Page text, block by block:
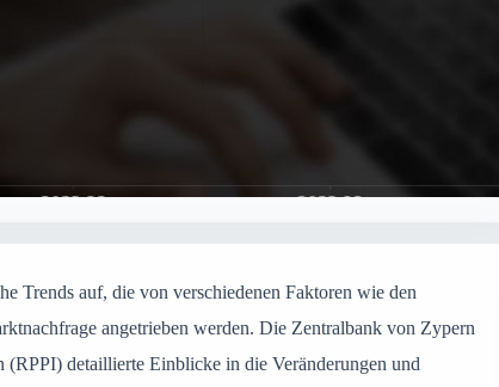
Trends auf, die von verschiedenen Faktoren wie den
angetrieben werden. Die Zentralbank von Zypern
detaillierte Einblicke in die Veränderungen und